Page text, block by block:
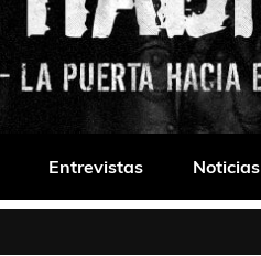
Entrevistas Noticias